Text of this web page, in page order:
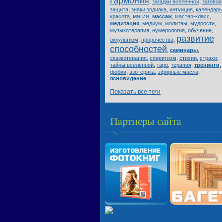
, загадки вселенной, заговор
защита, знаки зодиака, интуиция, календарь
красота, магия, массаж, мастер-класс,
медитация, медиум, молитвы, мудрости,
музыкотерапия, нумерология, обучение,
оккультизм, пророчества, развитие
способностей, семинары,
сказкотерапия, спиритизм, стихии, страхи,
тайны вселенной, таро, терапия, тренинги,
фобии, эзотерика, эфирные масла,
ясновидение
Показать все теги
Партнеры сайта